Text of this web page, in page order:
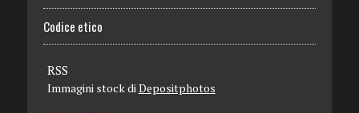
Codice etico
RSS
Immagini stock diDepositphotos